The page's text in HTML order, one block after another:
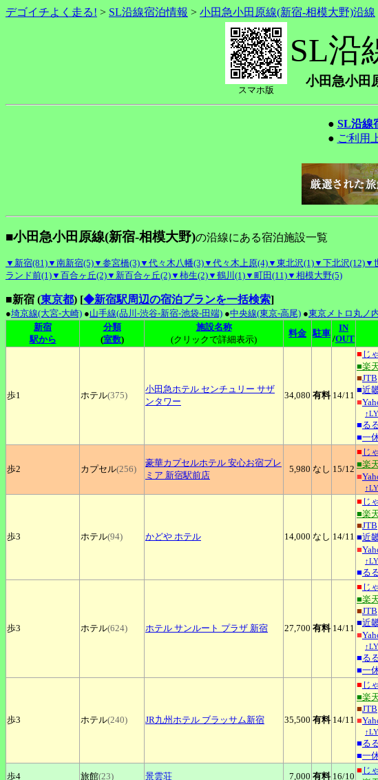
デゴイチよく走る! > SL沿線宿泊情報 > 小田急小田原線(新宿-相模大野)沿線
スマホ版
SL沿
小田急小田
● SL沿線
● ご利用
■小田急小田原線(新宿-相模大野)の沿線にある宿泊施設一覧
▼新宿(81)▼南新宿(5)▼参宮橋(3)▼代々木八幡(3)▼代々木上原(4)▼東北沢(1)▼下北沢(12)▼
ランド前(1)▼百合ヶ丘(2)▼新百合ヶ丘(2)▼柿生(2)▼鶴川(1)▼町田(11)▼相模大野(5)
■新宿 (東京都) [◆新宿駅周辺の宿泊プランを一括検索]
●埼京線(大宮-大崎) ●山手線(品川-渋谷-新宿-池袋-田端) ●中央線(東京-高尾) ●東京メトロ丸ノ
新宿
駅から
分類
(室数)
施設名称
(クリックで詳細表示)
料金 駐車
IN
/OUT
歩1 ホテル(375)
小田急ホテル センチュリー サザ
ンタワー
34,080 有料 14/11
■ じ
■楽
■JTB
■近
■
■る
■一
歩2 カプセル(256)
豪華カプセルホテル 安心お宿プレ
ミア 新宿駅前店
5,980 なし 15/12
■ じ
■楽
■
歩3 ホテル(94) かどや ホテル 14,000 なし 14/11
■ じ
■楽
■JTB
■近
■
■る
歩3 ホテル(624) ホテル サンルート プラザ 新宿 27,700 有料 14/11
■ じ
■楽
■JTB
■近
■
■る
■一
歩3 ホテル(240) JR九州ホテル ブラッサム新宿 35,500 有料 14/11
■ じ
■楽
■JTB
■
■る
■一
歩4 旅館(23) 景雲荘 7,000 有料 16/10
■ じ